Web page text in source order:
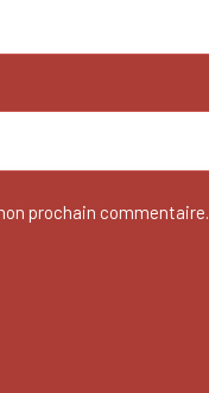
prochain commentaire.